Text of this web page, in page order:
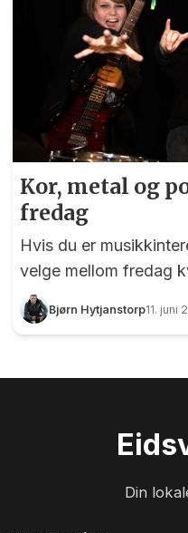
Kor, metal og
fredag
Hvis du er
velge mellom fredag
Bjørn Hytjanstorp11. juni
Din